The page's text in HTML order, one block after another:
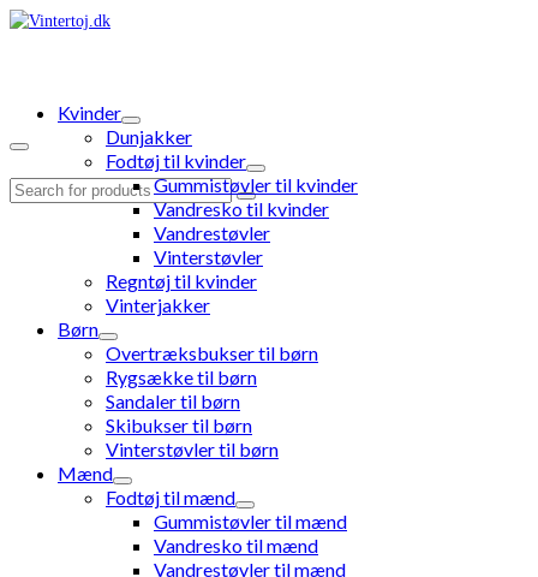
Search
Kvinder
Dunjakker
Fodtøj til kvinder
Gummistøvler til kvinder
Vandresko til kvinder
Vandrestøvler
Vinterstøvler
Regntøj til kvinder
Vinterjakker
Børn
Overtræksbukser til børn
Rygsække til børn
Sandaler til børn
Skibukser til børn
Vinterstøvler til børn
Mænd
Fodtøj til mænd
Gummistøvler til mænd
Vandresko til mænd
Vandrestøvler til mænd